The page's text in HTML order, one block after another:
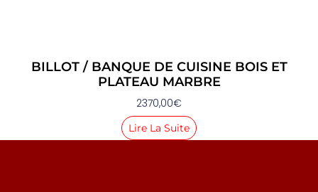
BILLOT / BANQUE DE CUISINE BOIS ET
PLATEAU MARBRE
2370,00€
Lire La Suite